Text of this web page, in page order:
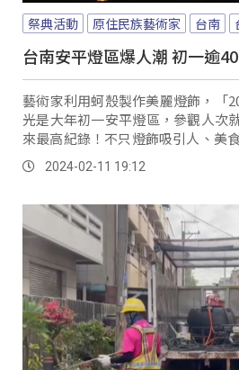
祭典活動 原住民族藝術家 台南
台南安平燈區爆人潮 初一逾
藝術家利用蚵殼製作美麗燈飾，「
光是大年初一安平燈區，參觀人次
來最高紀錄！不只燈飾吸引人、美
色市集攤位更是大排長龍。
2024-02-11 19:12